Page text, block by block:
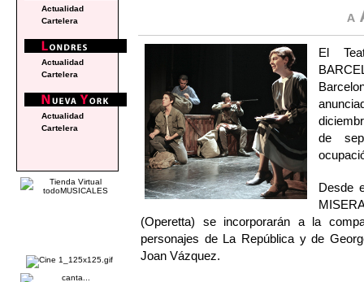
El
de
Desde
(Operetta) se incorporarán a la
personajes de La República y de
Joan Vázquez.
Actualidad
Cartelera
Actualidad
Cartelera
Actualidad
Cartelera